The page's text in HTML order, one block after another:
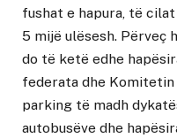
fushat e hapura, të
5 mijë ulësesh. Përveç
do të ketë edhe
federata dhe
parking të madh
autobusëve dhe